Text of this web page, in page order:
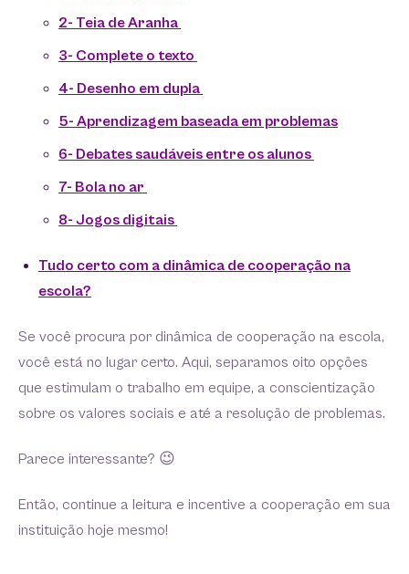
2- Teia de Aranha
3- Complete o texto
4- Desenho em dupla
5- Aprendizagem baseada em problemas
6- Debates saudáveis entre os alunos
7- Bola no ar
8- Jogos digitais
Tudo certo com a dinâmica de cooperação na
escola?
Se você procura por dinâmica de cooperação na escola,
você está no lugar certo. Aqui, separamos oito opções
que estimulam o trabalho em equipe, a conscientização
sobre os valores sociais e até a resolução de problemas.
Parece interessante? 😉
Então, continue a leitura e incentive a cooperação em sua
instituição hoje mesmo!